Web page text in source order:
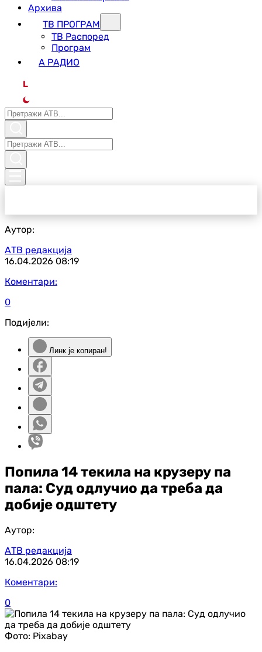
Архива
ТВ ПРОГРАМ
ТВ Распоред
Програм
А РАДИО
L
Аутор:
АТВ редакција
16.04.2026 08:19
Коментари:
0
Подијели:
Линк је копиран!
Попила 14 текила на крузеру па
пала: Суд одлучио да треба да
добије одштету
Аутор:
АТВ редакција
16.04.2026 08:19
Коментари:
0
Фото: Pixabay